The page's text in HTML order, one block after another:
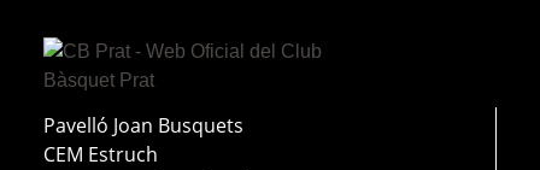
Pavelló Joan Busquets
CEM Estruch